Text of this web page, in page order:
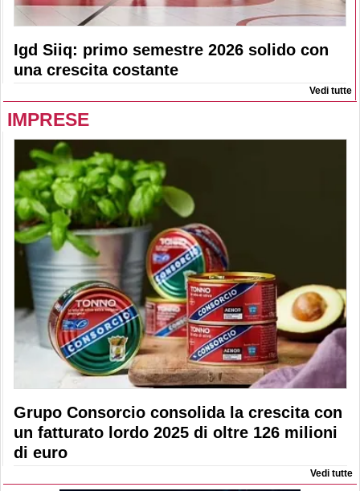
Igd Siiq: primo semestre 2026 solido con
una crescita costante
Vedi tutte
IMPRESE
Grupo Consorcio consolida la crescita con
un fatturato lordo 2025 di oltre 126 milioni
di euro
Vedi tutte